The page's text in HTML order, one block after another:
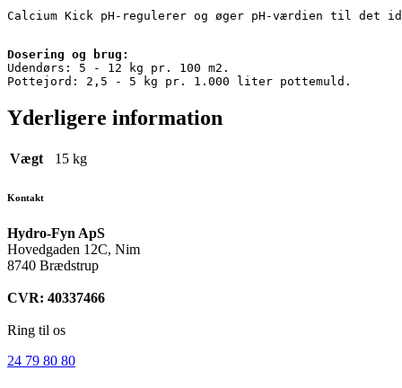
Calcium Kick pH-regulerer og øger pH-værdien til det
Dosering og brug:
Udendørs: 5 - 12 kg pr. 100 m2.
Pottejord: 2,5 - 5 kg pr. 1.000 liter pottemuld.
Yderligere information
Vægt 15 kg
Kontakt
Hydro-Fyn ApS
Hovedgaden 12C, Nim
8740 Brædstrup
CVR: 40337466
Ring til os
24 79 80 80